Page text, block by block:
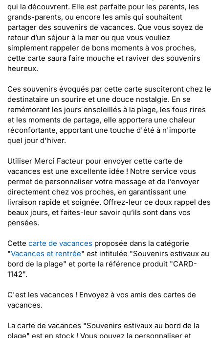
qui la découvrent. Elle est parfaite pour les parents, les
grands-parents, ou encore les amis qui souhaitent
partager des souvenirs de vacances. Que vous soyez de
retour d’un séjour à la mer ou que vous vouliez
simplement rappeler de bons moments à vos proches,
cette carte saura faire mouche et raviver des souvenirs
heureux.
Ces souvenirs évoqués par cette carte susciteront chez le
destinataire un sourire et une douce nostalgie. En se
remémorant les jours ensoleillés à la plage, les fous rires
et les moments de partage, elle apportera une chaleur
réconfortante, apportant une touche d'été à n'importe
quel jour d'hiver.
Utiliser Merci Facteur pour envoyer cette carte de
vacances est une excellente idée ! Notre service vous
permet de personnaliser votre message et de l’envoyer
directement chez vos proches, en garantissant une
livraison rapide et soignée. Offrez-leur ce doux rappel des
beaux jours, et faites-leur savoir qu’ils sont dans vos
pensées.
Cette carte de vacances proposée dans la catégorie
"Vacances et rentrée" est intitulée "Souvenirs estivaux au
bord de la plage" et porte la référence produit "CARD-
1142".
C'est les vacances ! Envoyez à vos amis des cartes de
vacances.
La carte de vacances "Souvenirs estivaux au bord de la
plage" est en stock ! Vous pouvez la personnaliser et